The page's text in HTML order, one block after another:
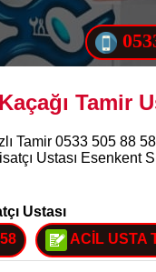
Tamir
Tamir 0533 505 88
Ustası Esenkent
Ustası
ACİL USTA